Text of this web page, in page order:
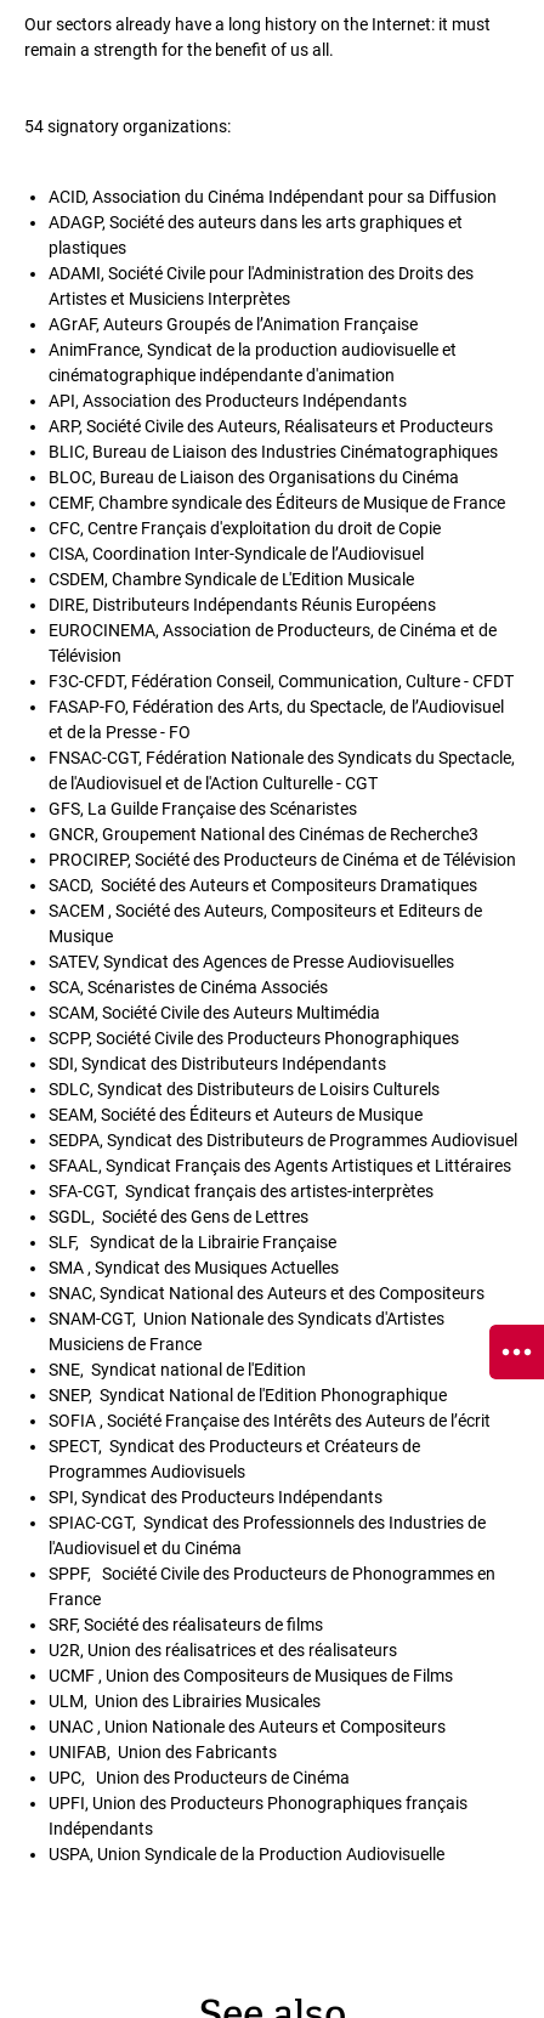
Our sectors already have a long history on the Internet: it must
remain a strength for the benefit of us all.
54 signatory organizations:
ACID, Association du Cinéma Indépendant pour sa Diffusion
ADAGP, Société des auteurs dans les arts graphiques et
plastiques
ADAMI, Société Civile pour l'Administration des Droits des
Artistes et Musiciens Interprètes
AGrAF, Auteurs Groupés de l’Animation Française
AnimFrance, Syndicat de la production audiovisuelle et
cinématographique indépendante d'animation
API, Association des Producteurs Indépendants
ARP, Société Civile des Auteurs, Réalisateurs et Producteurs
BLIC, Bureau de Liaison des Industries Cinématographiques
BLOC, Bureau de Liaison des Organisations du Cinéma
CEMF, Chambre syndicale des Éditeurs de Musique de France
CFC, Centre Français d'exploitation du droit de Copie
CISA, Coordination Inter-Syndicale de l’Audiovisuel
CSDEM, Chambre Syndicale de L'Edition Musicale
DIRE, Distributeurs Indépendants Réunis Européens
EUROCINEMA, Association de Producteurs, de Cinéma et de
Télévision
F3C-CFDT, Fédération Conseil, Communication, Culture - CFDT
FASAP-FO, Fédération des Arts, du Spectacle, de l’Audiovisuel
et de la Presse - FO
FNSAC-CGT, Fédération Nationale des Syndicats du Spectacle,
de l'Audiovisuel et de l'Action Culturelle - CGT
GFS, La Guilde Française des Scénaristes
GNCR, Groupement National des Cinémas de Recherche3
PROCIREP, Société des Producteurs de Cinéma et de Télévision
SACD, Société des Auteurs et Compositeurs Dramatiques
SACEM , Société des Auteurs, Compositeurs et Editeurs de
Musique
SATEV, Syndicat des Agences de Presse Audiovisuelles
SCA, Scénaristes de Cinéma Associés
SCAM, Société Civile des Auteurs Multimédia
SCPP, Société Civile des Producteurs Phonographiques
SDI, Syndicat des Distributeurs Indépendants
SDLC, Syndicat des Distributeurs de Loisirs Culturels
SEAM, Société des Éditeurs et Auteurs de Musique
SEDPA, Syndicat des Distributeurs de Programmes Audiovisuel
SFAAL, Syndicat Français des Agents Artistiques et Littéraires
SFA-CGT, Syndicat français des artistes-interprètes
SGDL, Société des Gens de Lettres
SLF, Syndicat de la Librairie Française
SMA , Syndicat des Musiques Actuelles
SNAC, Syndicat National des Auteurs et des Compositeurs
SNAM-CGT, Union Nationale des Syndicats d'Artistes
Musiciens de France
SNE, Syndicat national de l'Edition
SNEP, Syndicat National de l'Edition Phonographique
SOFIA , Société Française des Intérêts des Auteurs de l’écrit
SPECT, Syndicat des Producteurs et Créateurs de
Programmes Audiovisuels
SPI, Syndicat des Producteurs Indépendants
SPIAC-CGT, Syndicat des Professionnels des Industries de
l'Audiovisuel et du Cinéma
SPPF, Société Civile des Producteurs de Phonogrammes en
France
SRF, Société des réalisateurs de films
U2R, Union des réalisatrices et des réalisateurs
UCMF , Union des Compositeurs de Musiques de Films
ULM, Union des Librairies Musicales
UNAC , Union Nationale des Auteurs et Compositeurs
UNIFAB, Union des Fabricants
UPC, Union des Producteurs de Cinéma
UPFI, Union des Producteurs Phonographiques français
Indépendants
USPA, Union Syndicale de la Production Audiovisuelle